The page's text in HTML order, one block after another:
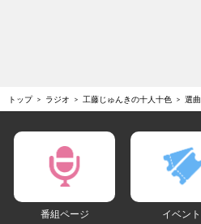
トップ ラジオ 工藤じゅんきの十人十色 選曲
番組ページ イベント